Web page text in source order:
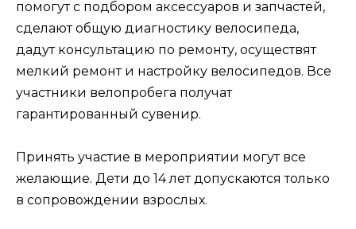
помогут с подбором аксессуаров и запчастей,
сделают общую диагностику велосипеда,
дадут консультацию по ремонту, осуществят
мелкий ремонт и настройку велосипедов. Все
участники велопробега получат
гарантированный сувенир.
Принять участие в мероприятии могут все
желающие. Дети до 14 лет допускаются только
в сопровождении взрослых.